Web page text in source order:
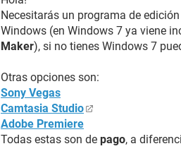
Necesitarás un programa de
Windows (en Windows 7 ya viene
Maker), si no tienes Windows 7
Otras opciones son:
Sony Vegas
Camtasia Studio
Adobe Premiere
Todas estas son de pago, a